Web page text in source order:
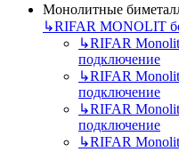
Монолитные
↳RIFAR MONOLIT
↳RIFAR
подключение
↳RIFAR
подключение
↳RIFAR
подключение
↳RIFAR